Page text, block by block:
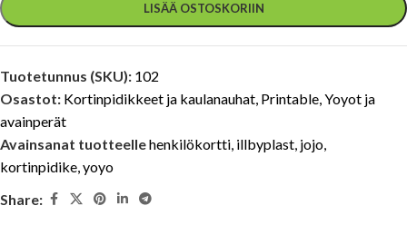
LISÄÄ OSTOSKORIIN
Tuotetunnus (SKU): 102
Osastot: Kortinpidikkeet ja kaulanauhat, Printable,Yoyot ja
avainperät
Avainsanat tuotteellehenkilökortti, illbyplast, jojo,
kortinpidike,yoyo
Share: